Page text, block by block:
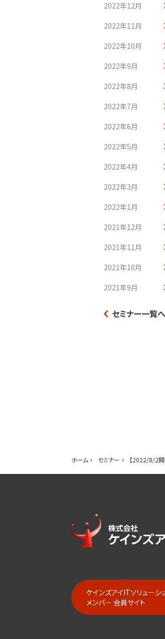
2022年12月
2022年11月
2022年10月
2022年9月
2022年8月
2022年7月
2022年6月
2022年5月
2022年4月
2022年3月
2022年1月
2021年12月
2021年11月
2021年10月
2021年9月
セミナー一覧へ
ホーム セミナー 【2022/8/2
ケインズアイITソリューシ
メンバー 会員サイト